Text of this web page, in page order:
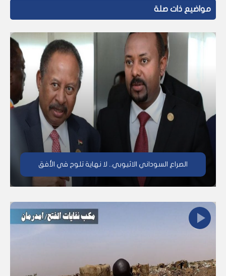
مواضيع ذات صلة
الصراع السوداني الاثيوبي.. لا نهاية تلوح في الأفق